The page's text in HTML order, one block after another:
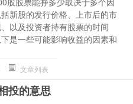
新股的发行价格、上市后的市
以及投资者持有股票的时间
是一些可能影响收益的因素和
文章列表
投的意思